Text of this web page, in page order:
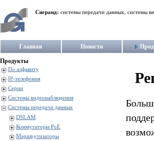
Сигранд: системы передачи данных, системы
Главная Новости
Продукты
По алфавиту
IP-телефония
Серии
Системы видеонаблюдения
Системы передачи данных
DSLAM
Коммутаторы PoE
Маршрутизаторы